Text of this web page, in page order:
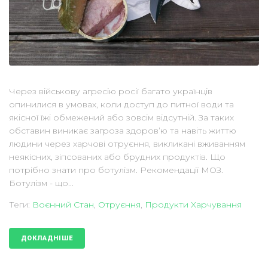
Через військову агресію росії багато українців
опинилися в умовах, коли доступ до питної води та
якісної їжі обмежений або зовсім відсутній. За таких
обставин виникає загроза здоров’ю та навіть життю
людини через харчові отруєння, викликані вживанням
неякісних, зіпсованих або брудних продуктів. Що
потрібно знати про ботулізм. Рекомендації МОЗ.
Ботулізм - що...
Теги: Воєнний Стан, Отруєння, Продукти Харчування
ДОКЛАДНІШЕ